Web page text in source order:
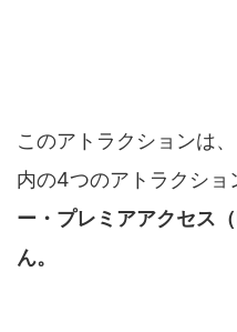
このアトラクションは
内の4つのアトラクショ
ー・プレミアアクセス
ん。